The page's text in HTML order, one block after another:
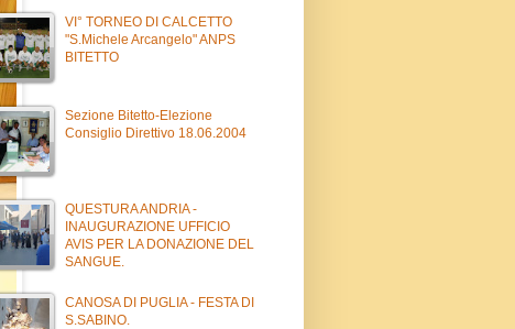
VI° TORNEO DI CALCETTO
"S.Michele Arcangelo" ANPS
BITETTO
Sezione Bitetto-Elezione
Consiglio Direttivo 18.06.2004
QUESTURA ANDRIA -
INAUGURAZIONE UFFICIO
AVIS PER LA DONAZIONE DEL
SANGUE.
CANOSA DI PUGLIA - FESTA DI
S.SABINO.